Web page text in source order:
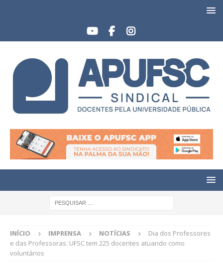
INÍCIO IMPRENSA NOTÍCIAS
Dia dos Professores
e das Professoras: UFSC tem 225 docentes atuando como
voluntários